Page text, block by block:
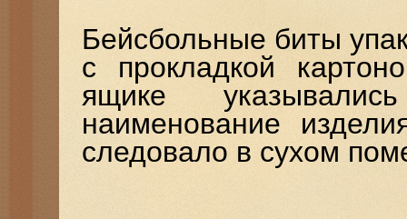
Бейсбольные биты
с прокладкой
ящике указывались
наименование
следовало в сухом